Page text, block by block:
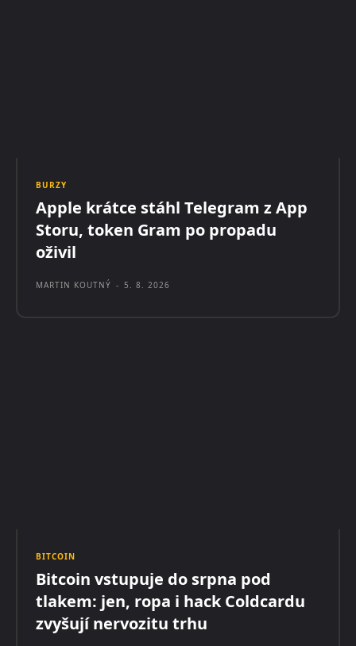
BURZY
Apple krátce stáhl Telegram z App
Storu, token Gram po propadu
oživil
MARTIN KOUTNÝ - 5. 8. 2026
BITCOIN
Bitcoin vstupuje do srpna pod
tlakem: jen, ropa i hack Coldcardu
zvyšují nervozitu trhu